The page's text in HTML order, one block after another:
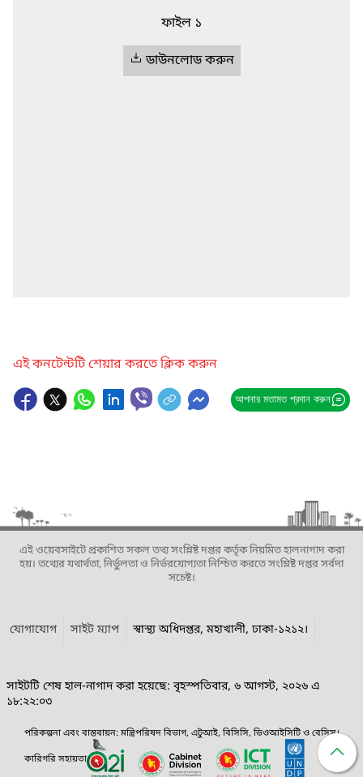
ফাইল ১
ডাউনলোড করুন
এই কনটেন্টটি শেয়ার করতে ক্লিক করুন
আপনার মতামত প্রদান করুন
এই ওয়েবসাইটে প্রকাশিত সকল তথ্য সংশ্লিষ্ট দপ্তর কর্তৃক নিয়মিত হালনাগাদ করা
হয়। তথ্যের যথার্থতা, নির্ভুলতা ও নির্ভরযোগ্যতা নিশ্চিত করতে সংশ্লিষ্ট দপ্তর সর্বদা
সচেষ্ট।
যোগাযোগ সাইট ম্যাপ স্বাস্থ্য অধিদপ্তর, মহাখালী, ঢাকা-১২১২।
সাইটটি শেষ হাল-নাগাদ করা হয়েছে: বৃহস্পতিবার, ৬ আগস্ট, ২০২৬ এ
১৮:২২:০৩
পরিকল্পনা এবং বাস্তবায়ন: মন্ত্রিপরিষদ বিভাগ, এটুআই, বিসিসি, ডিওআইসিটি ও বেসিস।
কারিগরি সহায়তা